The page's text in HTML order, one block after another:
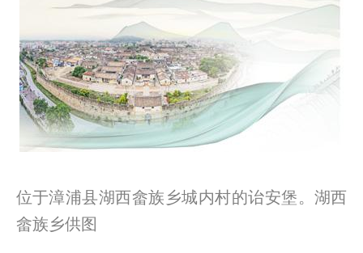
位于漳浦县湖西畲族乡城内村的诒安堡。湖西
畲族乡供图